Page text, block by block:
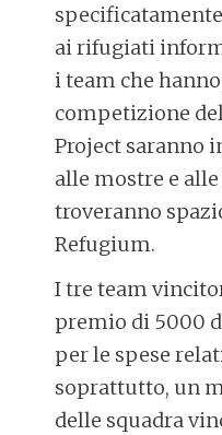
ai rifugiati
i team che
competizione
Project saranno
alle mostre e
troveranno
Refugium.
I tre team
premio di 5000
per le spese
soprattutto, un
delle squadra